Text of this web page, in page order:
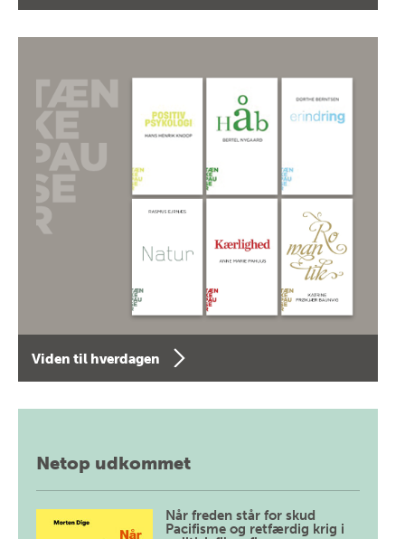
Viden til hverdagen
Netop udkommet
Når freden står for skud
Pacifisme og retfærdig krig i